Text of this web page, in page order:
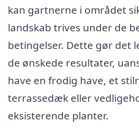
kan gartnerne i området
landskab trives under de
betingelser. Dette gør det
de ønskede resultater,
have en frodig have, et
terrassedæk eller
eksisterende planter.